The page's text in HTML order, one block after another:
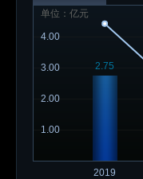
2019
1.00
2.00
3.00
4.00
单位：亿元
2.75